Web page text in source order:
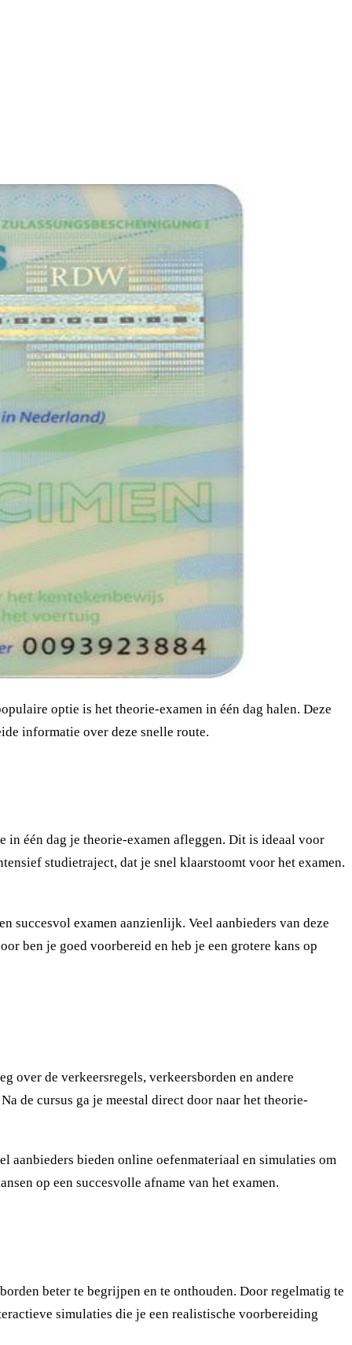
optie is het theorie-examen in één dag halen. Deze
informatie over deze snelle route.
in één dag je theorie-examen afleggen. Dit is ideaal voor
studietraject, dat je snel klaarstoomt voor het examen.
succesvol examen aanzienlijk. Veel aanbieders van deze
ben je goed voorbereid en heb je een grotere kans op
over de verkeersregels, verkeersborden en andere
de cursus ga je meestal direct door naar het theorie-
aanbieders bieden online oefenmateriaal en simulaties om
op een succesvolle afname van het examen.
beter te begrijpen en te onthouden. Door regelmatig te
simulaties die je een realistische voorbereiding